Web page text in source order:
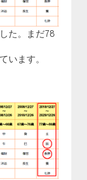
た。まだ78
います。